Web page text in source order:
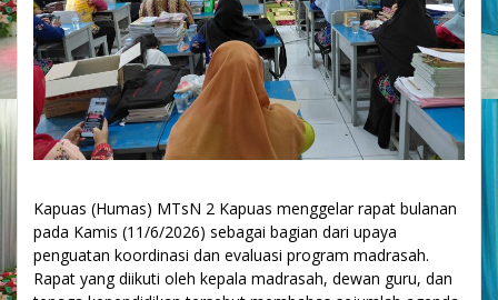
Kapuas (Humas) MTsN 2 Kapuas menggelar rapat bulanan
pada Kamis (11/6/2026) sebagai bagian dari upaya
penguatan koordinasi dan evaluasi program madrasah.
Rapat yang diikuti oleh kepala madrasah, dewan guru, dan